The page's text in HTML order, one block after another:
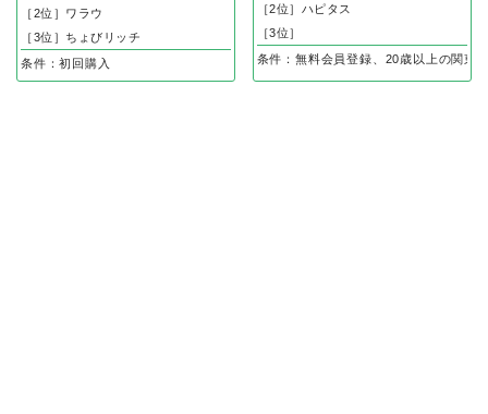
［2位］ワラウ
［3位］ちょびリッチ
条件：初回購入
［2位］ハピタス
［3位］
条件：無料会員登録、20歳以上の関東